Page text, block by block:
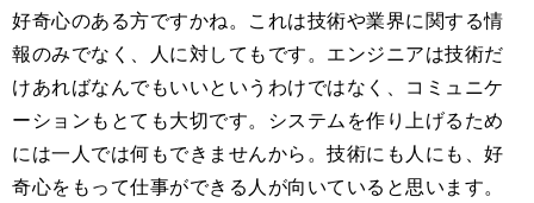
好奇心のある方ですかね。これは技術や業界に関する情
報のみでなく、人に対してもです。エンジニアは技術だ
けあればなんでもいいというわけではなく、コミュニケ
ーションもとても大切です。システムを作り上げるため
には一人では何もできませんから。技術にも人にも、好
奇心をもって仕事ができる人が向いていると思います。